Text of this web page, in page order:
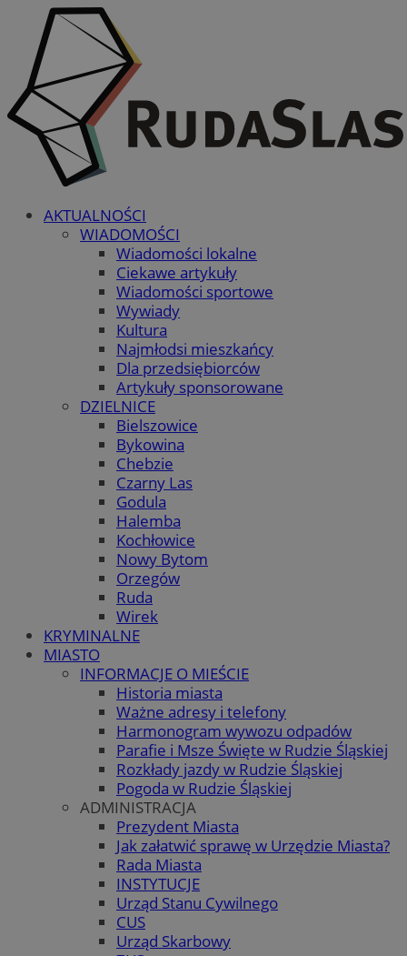
AKTUALNOŚCI
WIADOMOŚCI
Wiadomości lokalne
Ciekawe artykuły
Wiadomości sportowe
Wywiady
Kultura
Najmłodsi mieszkańcy
Dla przedsiębiorców
Artykuły sponsorowane
DZIELNICE
Bielszowice
Bykowina
Chebzie
Czarny Las
Godula
Halemba
Kochłowice
Nowy Bytom
Orzegów
Ruda
Wirek
KRYMINALNE
MIASTO
INFORMACJE O MIEŚCIE
Historia miasta
Ważne adresy i telefony
Harmonogram wywozu odpadów
Parafie i Msze Święte w Rudzie Śląskiej
Rozkłady jazdy w Rudzie Śląskiej
Pogoda w Rudzie Śląskiej
ADMINISTRACJA
Prezydent Miasta
Jak załatwić sprawę w Urzędzie Miasta?
Rada Miasta
INSTYTUCJE
Urząd Stanu Cywilnego
CUS
Urząd Skarbowy